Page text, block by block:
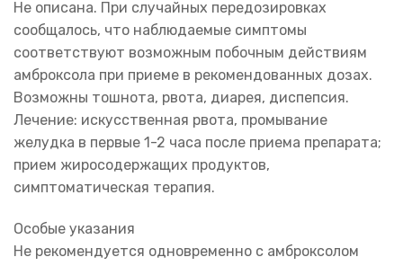
Не описана. При случайных передозировках
сообщалось, что наблюдаемые симптомы
соответствуют возможным побочным действиям
амброксола при приеме в рекомендованных дозах.
Возможны тошнота, рвота, диарея, диспепсия.
Лечение: искусственная рвота, промывание
желудка в первые 1-2 часа после приема препарата;
прием жиросодержащих продуктов,
симптоматическая терапия.
Особые указания
Не рекомендуется одновременно с амброксолом